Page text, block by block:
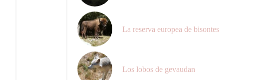
La reserva europea de bisontes
Los lobos de gevaudan